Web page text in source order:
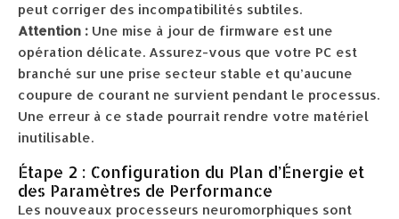
peut corriger des incompatibilités subtiles.
Attention : Une mise à jour de firmware est une
opération délicate. Assurez-vous que votre PC est
branché sur une prise secteur stable et qu’aucune
coupure de courant ne survient pendant le processus.
Une erreur à ce stade pourrait rendre votre matériel
inutilisable.
Étape 2 : Configuration du Plan d’Énergie et
des Paramètres de Performance
Les nouveaux processeurs neuromorphiques sont